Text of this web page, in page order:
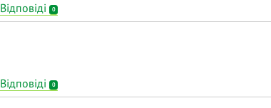
Відповіді 0
Відповіді 0